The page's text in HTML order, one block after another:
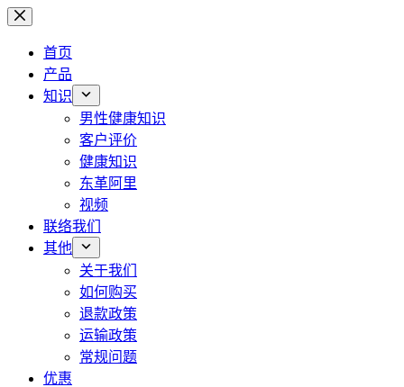
跳
首页
产品
知识
男性健康知识
客户评价
健康知识
东革阿里
视频
联络我们
其他
关于我们
如何购买
退款政策
运输政策
常规问题
优惠